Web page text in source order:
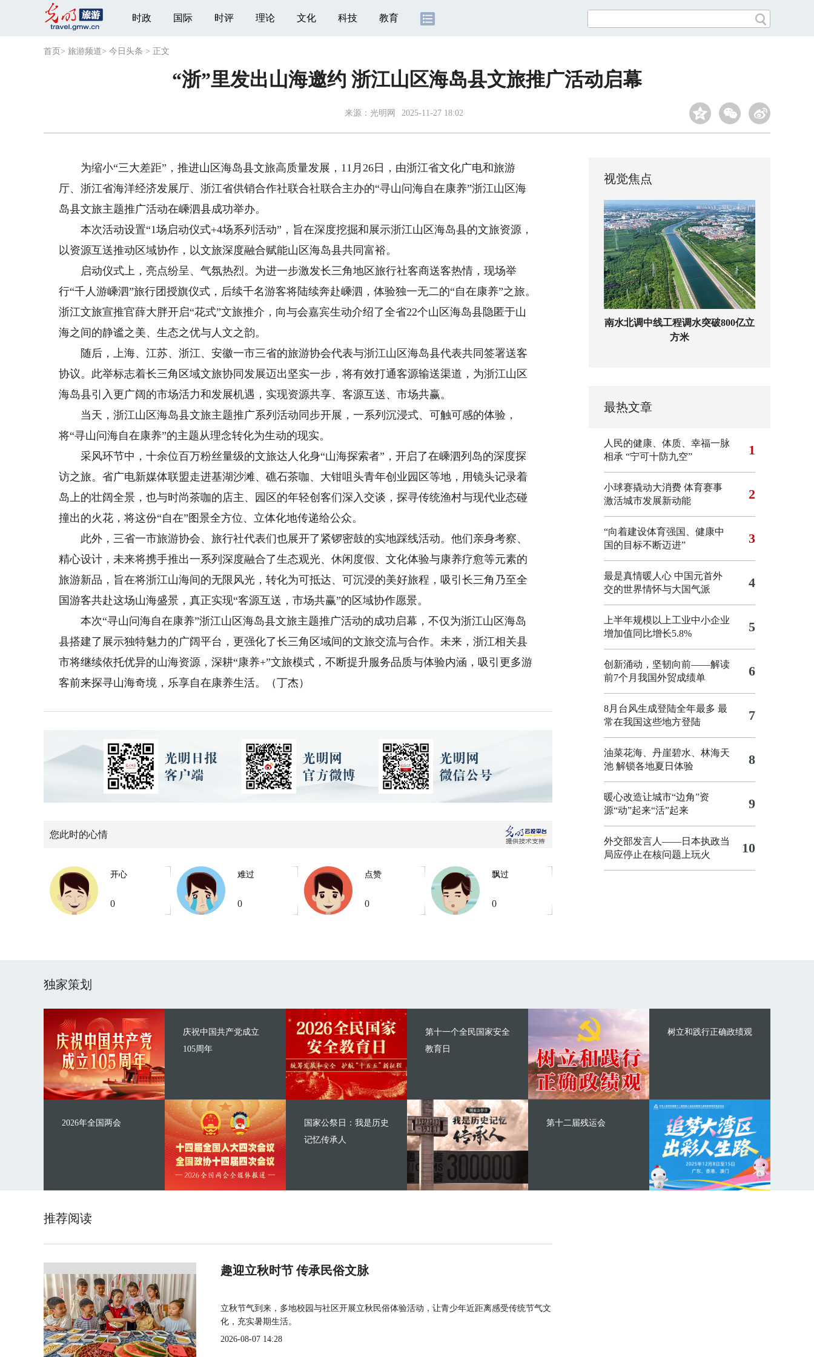
时政 国际 时评 理论 文化 科技 教育
首页 > 旅游频道> 今日头条 > 正文
“浙”里发出山海邀约 浙江山区海岛县文旅推广活动启幕
来源： 光明网 2025-11-27 18:02
为缩小“三大差距”，推进山区海岛县文旅高质量发展，11月26日，由浙江省文化广电和旅游
厅、浙江省海洋经济发展厅、浙江省供销合作社联合社联合主办的“寻山问海自在康养”浙江山区海
岛县文旅主题推广活动在嵊泗县成功举办。
本次活动设置“1场启动仪式+4场系列活动”，旨在深度挖掘和展示浙江山区海岛县的文旅资源，
以资源互送推动区域协作，以文旅深度融合赋能山区海岛县共同富裕。
启动仪式上，亮点纷呈、气氛热烈。为进一步激发长三角地区旅行社客商送客热情，现场举
行“千人游嵊泗”旅行团授旗仪式，后续千名游客将陆续奔赴嵊泗，体验独一无二的“自在康养”之旅。
浙江文旅宣推官薛大胖开启“花式”文旅推介，向与会嘉宾生动介绍了全省22个山区海岛县隐匿于山
海之间的静谧之美、生态之优与人文之韵。
随后，上海、江苏、浙江、安徽一市三省的旅游协会代表与浙江山区海岛县代表共同签署送客
协议。此举标志着长三角区域文旅协同发展迈出坚实一步，将有效打通客源输送渠道，为浙江山区
海岛县引入更广阔的市场活力和发展机遇，实现资源共享、客源互送、市场共赢。
当天，浙江山区海岛县文旅主题推广系列活动同步开展，一系列沉浸式、可触可感的体验，
将“寻山问海自在康养”的主题从理念转化为生动的现实。
采风环节中，十余位百万粉丝量级的文旅达人化身“山海探索者”，开启了在嵊泗列岛的深度探
访之旅。省广电新媒体联盟走进基湖沙滩、礁石茶咖、大钳咀头青年创业园区等地，用镜头记录着
岛上的壮阔全景，也与时尚茶咖的店主、园区的年轻创客们深入交谈，探寻传统渔村与现代业态碰
撞出的火花，将这份“自在”图景全方位、立体化地传递给公众。
此外，三省一市旅游协会、旅行社代表们也展开了紧锣密鼓的实地踩线活动。他们亲身考察、
精心设计，未来将携手推出一系列深度融合了生态观光、休闲度假、文化体验与康养疗愈等元素的
旅游新品，旨在将浙江山海间的无限风光，转化为可抵达、可沉浸的美好旅程，吸引长三角乃至全
国游客共赴这场山海盛景，真正实现“客源互送，市场共赢”的区域协作愿景。
本次“寻山问海自在康养”浙江山区海岛县文旅主题推广活动的成功启幕，不仅为浙江山区海岛
县搭建了展示独特魅力的广阔平台，更强化了长三角区域间的文旅交流与合作。未来，浙江相关县
市将继续依托优异的山海资源，深耕“康养+”文旅模式，不断提升服务品质与体验内涵，吸引更多游
客前来探寻山海奇境，乐享自在康养生活。（丁杰）
您此时的心情
开心
0
难过
0
点赞
0
飘过
0
视觉焦点
南水北调中线工程调水突破800亿立
方米
最热文章
人民的健康、体质、幸福一脉
相承 “宁可十防九空” 1
小球赛撬动大消费 体育赛事
激活城市发展新动能
2
“向着建设体育强国、健康中
国的目标不断迈进”
3
最是真情暖人心 中国元首外
交的世界情怀与大国气派
4
上半年规模以上工业中小企业
增加值同比增长5.8%
5
创新涌动，坚韧向前——解读
前7个月我国外贸成绩单
6
8月台风生成登陆全年最多 最
常在我国这些地方登陆
7
油菜花海、丹崖碧水、林海天
池 解锁各地夏日体验
8
暖心改造让城市“边角”资
源“动”起来“活”起来
9
外交部发言人——日本执政当
局应停止在核问题上玩火
10
独家策划
庆祝中国共产党成立
105周年
2026年全国两会
第十一个全民国家安全
教育日
国家公祭日：我是历史
记忆传承人
树立和践行正确政绩观
第十二届残运会
推荐阅读
趣迎立秋时节 传承民俗文脉
立秋节气到来，多地校园与社区开展立秋民俗体验活动，让青少年近距离感受传统节气文
化，充实暑期生活。
2026-08-07 14:28